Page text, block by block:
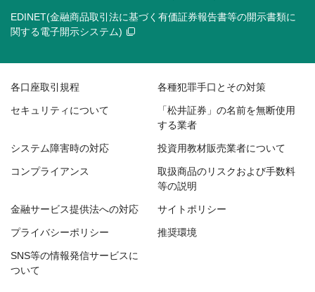
EDINET(金融商品取引法に基づく有価証券報告書等の開示書類に
関する電子開示システム)
各口座取引規程 各種犯罪手口とその対策
セキュリティについて
「松井証券」の名前を無断使用
する業者
システム障害時の対応 投資用教材販売業者について
コンプライアンス
取扱商品のリスクおよび手数料
等の説明
金融サービス提供法への対応 サイトポリシー
プライバシーポリシー 推奨環境
SNS等の情報発信サービスに
ついて